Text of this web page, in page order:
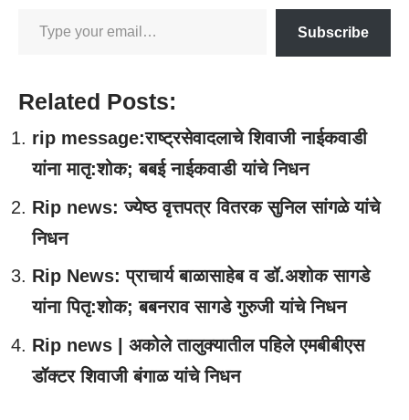
Subscribe
Related Posts:
rip message:राष्ट्रसेवादलाचे शिवाजी नाईकवाडी
यांना मातृ:शोक; बबई नाईकवाडी यांचे निधन
Rip news: ज्येष्ठ वृत्तपत्र वितरक सुनिल सांगळे यांचे
निधन
Rip News: प्राचार्य बाळासाहेब व डॉ.अशोक सागडे
यांना पितृ:शोक; बबनराव सागडे गुरुजी यांचे निधन
Rip news | अकोले तालुक्यातील पहिले एमबीबीएस
डॉक्टर शिवाजी बंगाळ यांचे निधन